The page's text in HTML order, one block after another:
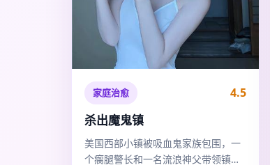
家庭治愈 4.5
杀出魔鬼镇
美国西部小镇被吸血鬼家族包围，一
个瘸腿警长和一名流浪神父带领镇民